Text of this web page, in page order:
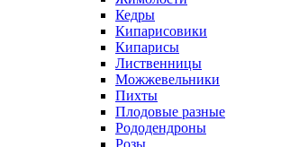
Кедры
Кипарисовики
Кипарисы
Лиственницы
Можжевельники
Пихты
Плодовые разные
Рододендроны
Розы